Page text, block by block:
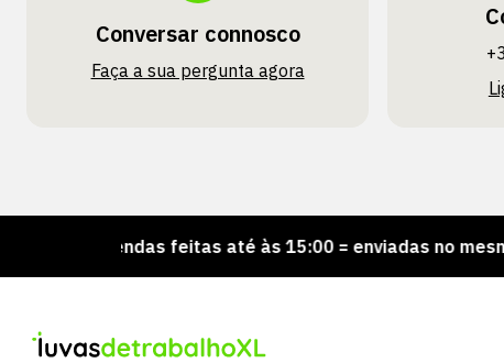
Conversar connosco
Faça a sua pergunta agora
feitas até às 15:00 = enviadas no mesmo dia